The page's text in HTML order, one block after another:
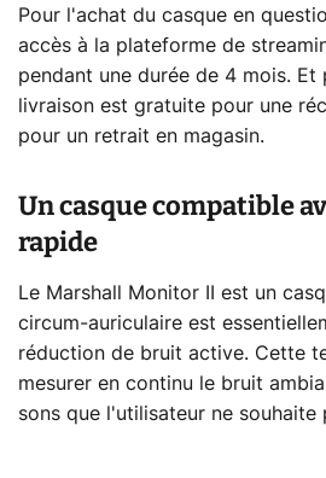
Pour l'achat du casque en
accès à la plateforme de
pendant une durée de 4 mois. Et
livraison est gratuite pour une
pour un retrait en magasin.
Un casque compatible
rapide
Le Marshall Monitor II est un
circum-auriculaire est
réduction de bruit active. Cette
mesurer en continu le bruit
sons que l'utilisateur ne souhaite